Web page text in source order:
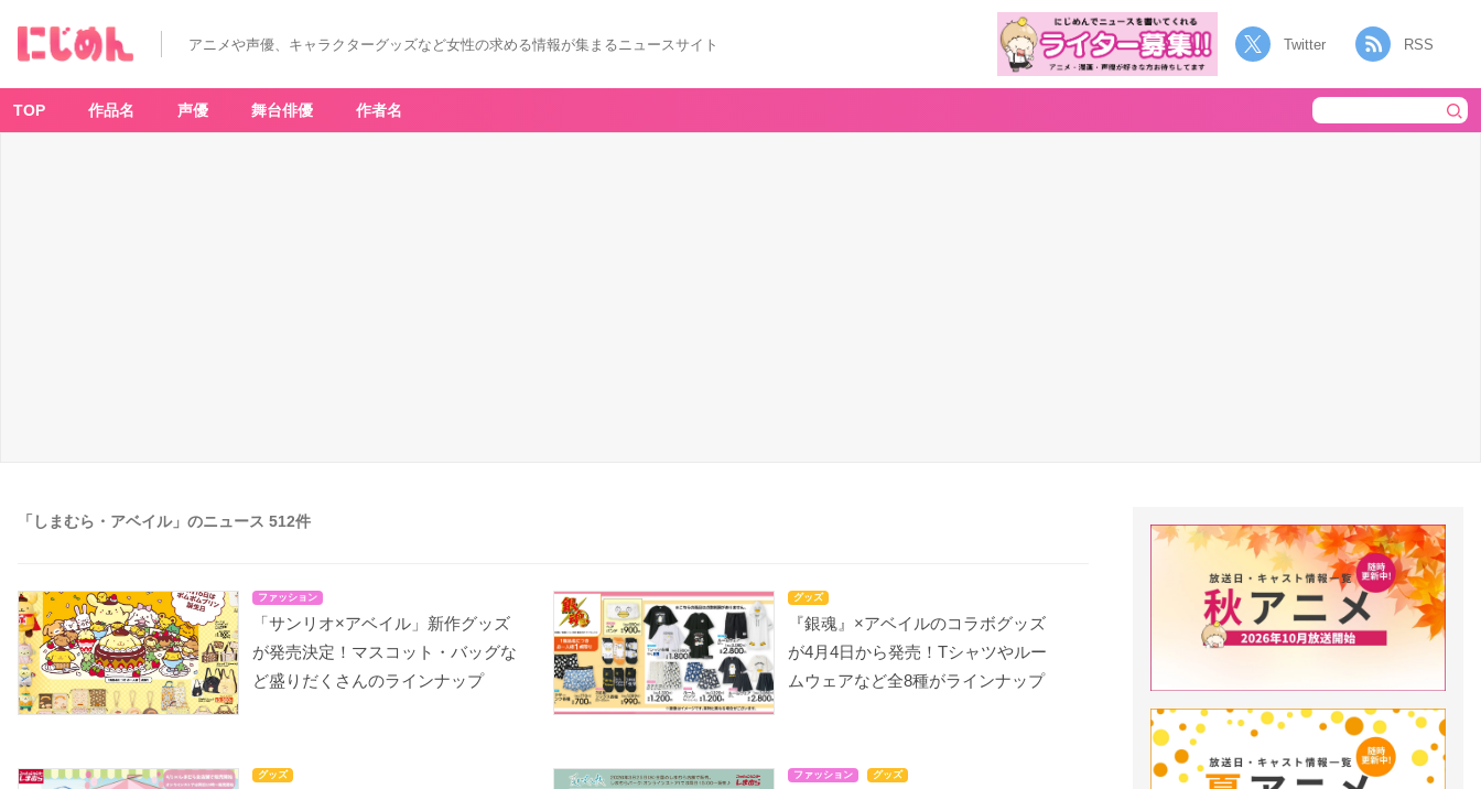
アニメや声優、キャラクターグッズなど女性の求める情報が集まるニュースサイト Twitter RSS
TOP 作品名 声優 舞台俳優 作者名
「しまむら・アベイル」のニュース 512件
ファッション
「サンリオ×アベイル」新作グッズ
が発売決定！マスコット・バッグな
ど盛りだくさんのラインナップ
グッズ
『銀魂』×アベイルのコラボグッズ
が4月4日から発売！Tシャツやルー
ムウェアなど全8種がラインナップ
グッズ ファッション グッズ